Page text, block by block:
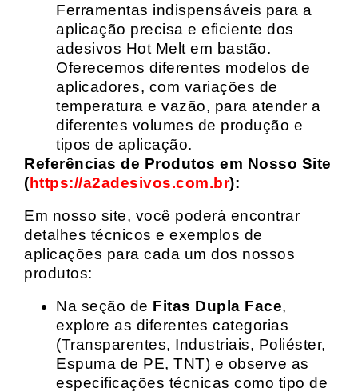
Ferramentas indispensáveis para a
aplicação precisa e eficiente dos
adesivos Hot Melt em bastão.
Oferecemos diferentes modelos de
aplicadores, com variações de
temperatura e vazão, para atender a
diferentes volumes de produção e
tipos de aplicação.
Referências de Produtos em Nosso Site
(https://a2adesivos.com.br):
Em nosso site, você poderá encontrar
detalhes técnicos e exemplos de
aplicações para cada um dos nossos
produtos:
Na seção de Fitas Dupla Face,
explore as diferentes categorias
(Transparentes, Industriais, Poliéster,
Espuma de PE, TNT) e observe as
especificações técnicas como tipo de